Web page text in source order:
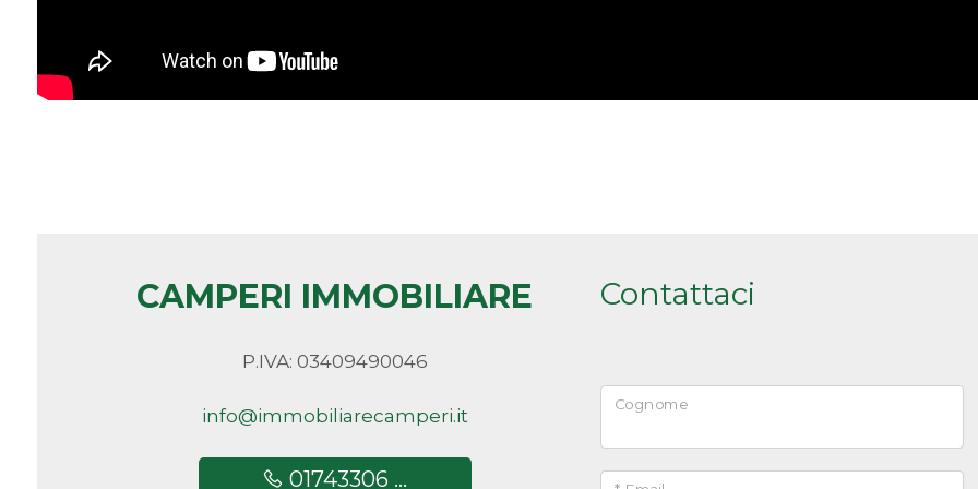
CAMPERI IMMOBILIARE
P.IVA: 03409490046
info@immobiliarecamperi.it
01743306 ...
Contattaci
Cognome
Camere
minime